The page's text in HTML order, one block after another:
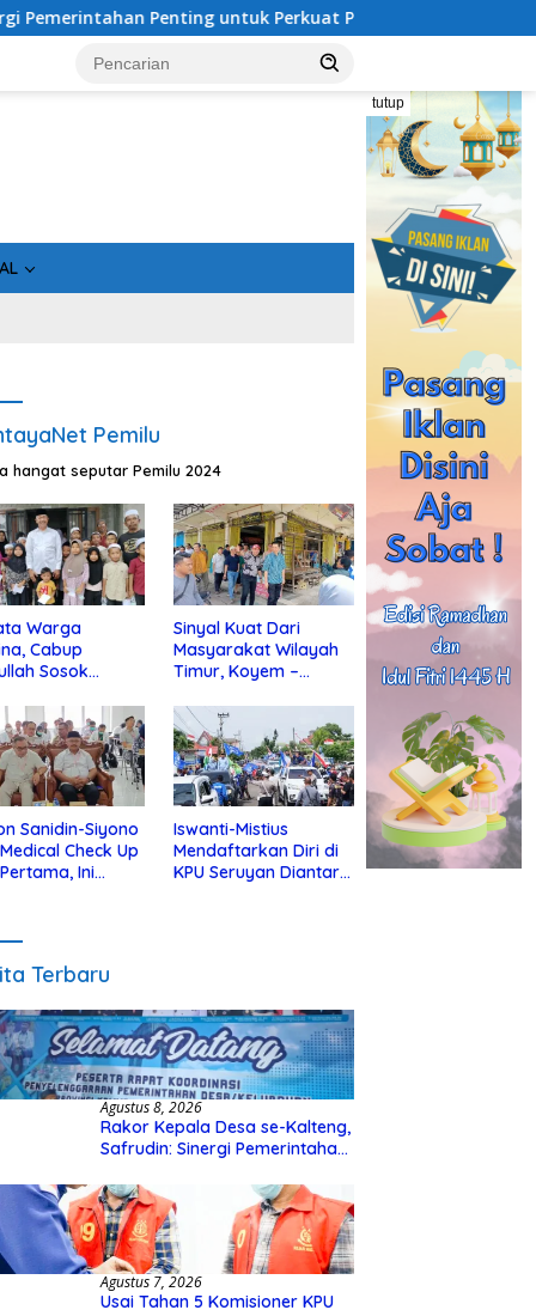
Penting untuk Perkuat Pembangunan Desa
tutup
Pemilu
hangat seputar Pemilu 2024
Warga
Cabup
Sosok
Sinyal Kuat Dari
Masyarakat Wilayah
Timur, Koyem –
di Kotim
Sanidin-Siyono
Check Up
Ini
Iswanti-Mistius
Mendaftarkan Diri di
KPU Seruyan Diantar
Terbaru
Agustus 8, 2026
Rakor Kepala Desa se-Kalteng,
Safrudin: Sinergi Pemerintahan
Pembangunan Desa
Agustus 7, 2026
Usai Tahan 5 Komisioner KPU